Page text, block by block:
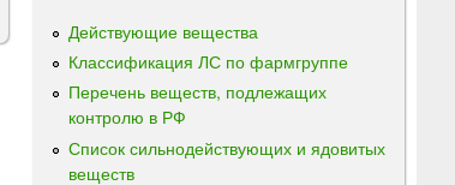
Действующие вещества
Классификация ЛС по фармгруппе
Перечень веществ, подлежащих
контролю в РФ
Список сильнодействующих и ядовитых
веществ